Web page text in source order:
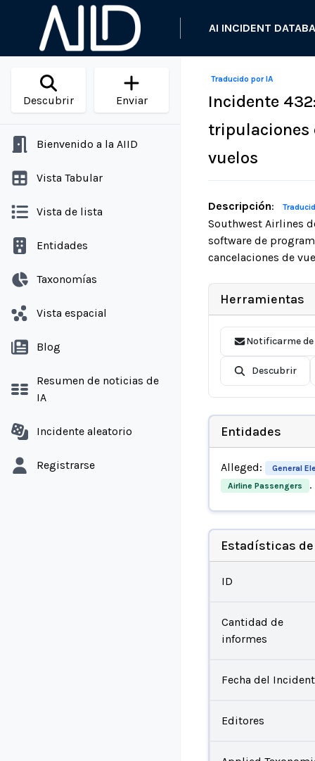
AI INCIDENT
Descubrir Enviar
Bienvenido a la AIID
Vista Tabular
Vista de lista
Entidades
Taxonomías
Vista espacial
Blog
Resumen de noticias de
IA
Incidente aleatorio
Registrarse
Traducido por IA
Incidente
tripulaciones
vuelos
Descripción:
Southwest Airlines
software de
cancelaciones de
Herramientas
Notificarme
Descubrir
Entidades
Alleged: General
Airline Passengers .
Estadísticas
ID
Cantidad de
informes
Fecha del
Editores